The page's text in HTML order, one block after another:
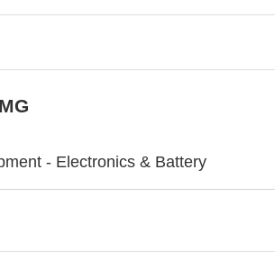
- Electronics & Battery